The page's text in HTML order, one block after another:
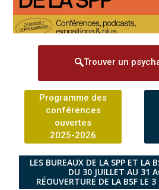
Trouver un
Programme des
conférences
ouvertes
2025-2026
LES BUREAUX DE LA SPP ET LA
DU 30 JUILLET AU 31
RÉOUVERTURE DE LA BSF LE